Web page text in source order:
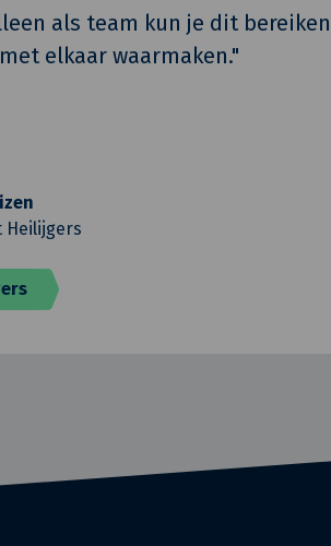
als team kun je dit
elkaar waarmaken."